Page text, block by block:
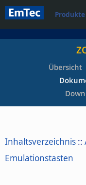
Produkte
Übersicht
Inhaltsverzeichnis ::
Emulationstasten